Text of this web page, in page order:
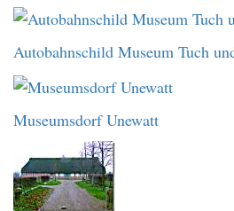
Autobahnschild Museum Tuch
Museumsdorf Unewatt